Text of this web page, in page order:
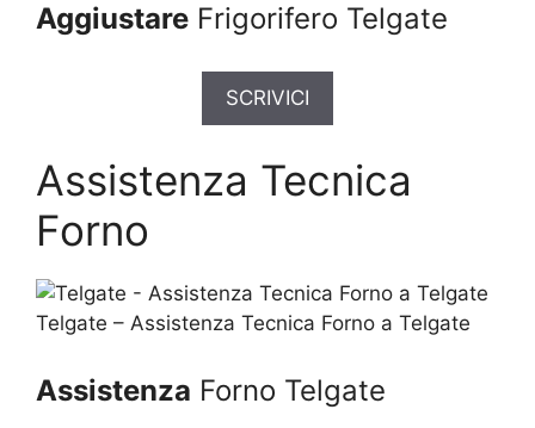
Aggiustare Frigorifero Telgate
SCRIVICI
Assistenza Tecnica
Forno
Telgate – Assistenza Tecnica Forno a Telgate
Assistenza Forno Telgate